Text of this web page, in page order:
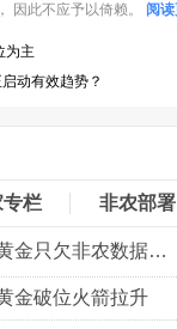
因此不应予以倚赖。
阅
为主
动有效趋势？
栏 非农部署
领峰金评：万事俱备 黄金只欠非农数据“东风”
金破位火箭拉升